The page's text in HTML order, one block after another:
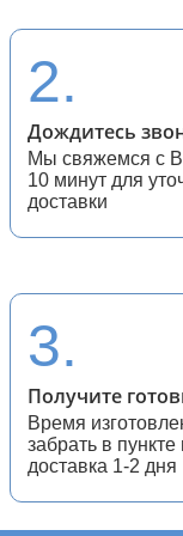
2.
Дождитесь
Мы свяжемся с
10 минут для
доставки
3.
Получите
Время
забрать в
доставка 1-2 дня